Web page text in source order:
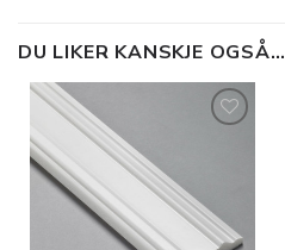
DU LIKER KANSKJE OGSÅ…
ønskeliste